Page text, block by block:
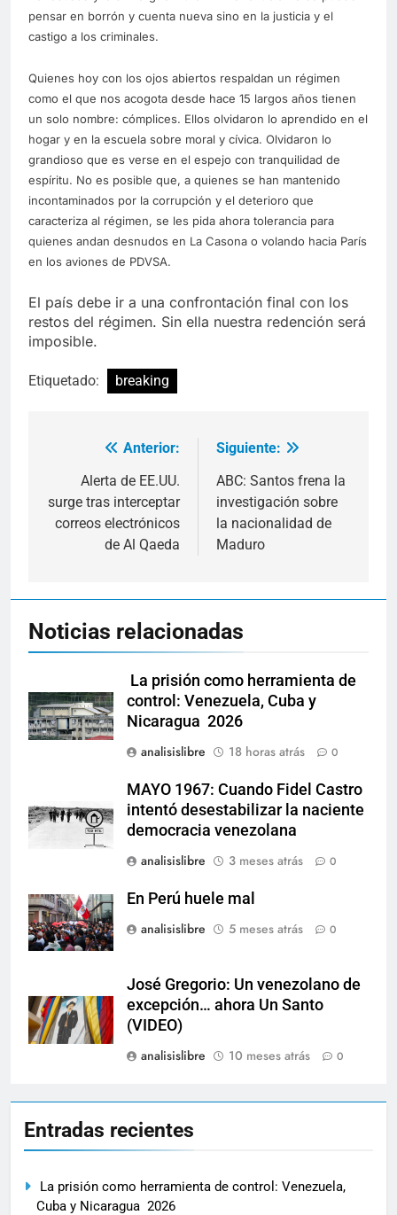
pensar en borrón y cuenta nueva sino en la justicia y el
castigo a los criminales.
Quienes hoy con los ojos abiertos respaldan un régimen
como el que nos acogota desde hace 15 largos años tienen
un solo nombre: cómplices. Ellos olvidaron lo aprendido en el
hogar y en la escuela sobre moral y cívica. Olvidaron lo
grandioso que es verse en el espejo con tranquilidad de
espíritu. No es posible que, a quienes se han mantenido
incontaminados por la corrupción y el deterioro que
caracteriza al régimen, se les pida ahora tolerancia para
quienes andan desnudos en La Casona o volando hacia París
en los aviones de PDVSA.
El país debe ir a una confrontación final con los
restos del régimen. Sin ella nuestra redención será
imposible.
Etiquetado: breaking
Navegación
entradas
Anterior:
Alerta de EE.UU.
surge tras interceptar
correos electrónicos
de Al Qaeda
Siguiente:
ABC: Santos frena la
investigación sobre
la nacionalidad de
Maduro
Noticias relacionadas
La prisión como herramienta de
control: Venezuela, Cuba y
Nicaragua 2026
analisislibre
18 horas atrás 0
MAYO 1967: Cuando Fidel Castro
intentó desestabilizar la naciente
democracia venezolana
analisislibre
3 meses atrás 0
En Perú huele mal
analisislibre
5 meses atrás 0
José Gregorio: Un venezolano de
excepción… ahora Un Santo
(VIDEO)
analisislibre
10 meses atrás 0
Entradas recientes
La prisión como herramienta de control: Venezuela,
Cuba y Nicaragua 2026